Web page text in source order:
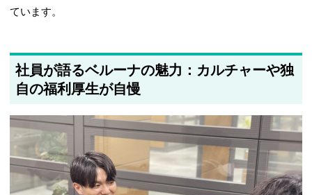
ています。
社員が語るベルーナの魅力：カルチャーや独
自の福利厚生が自慢